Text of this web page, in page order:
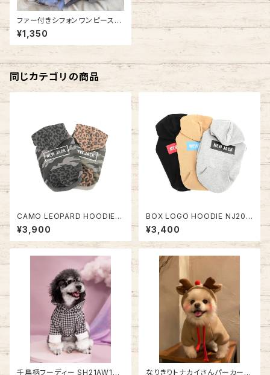
ファー付きシフォンワンピースコ
ート NB20AW12489218
¥1,350
同じカテゴリの商品
CAMO LEOPARD HOODIE N
J20AW0302
¥3,900
BOX LOGO HOODIE NJ20A
W0301
¥3,400
千鳥柄フーディー SH21AW193
なりきりトナカイさんパーカーS